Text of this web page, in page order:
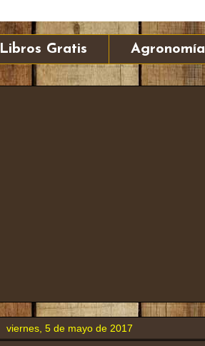
Libros Gratis Agronomía
viernes, 5 de mayo de 2017